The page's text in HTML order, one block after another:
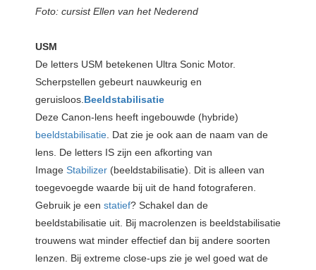
Foto: cursist Ellen van het Nederend
USM
De letters USM betekenen Ultra Sonic Motor.
Scherpstellen gebeurt nauwkeurig en
geruisloos. Beeldstabilisatie
Deze Canon-lens heeft ingebouwde (hybride)
beeldstabilisatie . Dat zie je ook aan de naam van de
lens. De letters IS zijn een afkorting van
Image Stabilizer (beeldstabilisatie). Dit is alleen van
toegevoegde waarde bij uit de hand fotograferen.
Gebruik je een statief? Schakel dan de
beeldstabilisatie uit. Bij macrolenzen is beeldstabilisatie
trouwens wat minder effectief dan bij andere soorten
lenzen. Bij extreme close-ups zie je wel goed wat de